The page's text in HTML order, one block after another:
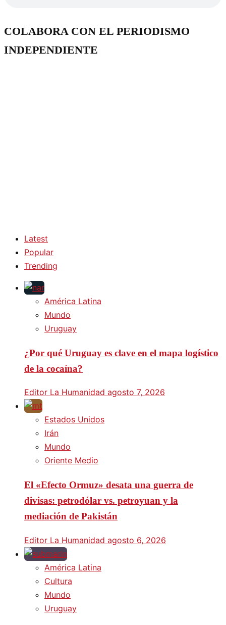
COLABORA CON EL PERIODISMO
INDEPENDIENTE
Latest
Popular
Trending
América Latina
Mundo
Uruguay
¿Por qué Uruguay es clave en el mapa logístico
de la cocaína?
Editor La Humanidad agosto 7, 2026
Estados Unidos
Irán
Mundo
Oriente Medio
El «Efecto Ormuz» desata una guerra de
divisas: petrodólar vs. petroyuan y la
mediación de Pakistán
Editor La Humanidad agosto 6, 2026
América Latina
Cultura
Mundo
Uruguay